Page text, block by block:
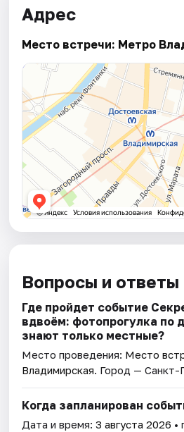
Адрес
Место встречи: Метро
Вопросы и ответы
Где пройдет событие
вдвоём: фотопрогулка по
знают только местные?
Место проведения: Место
Владимирская. Город — Санкт-
Когда запланирован
Дата и время:3 августа 2026 •